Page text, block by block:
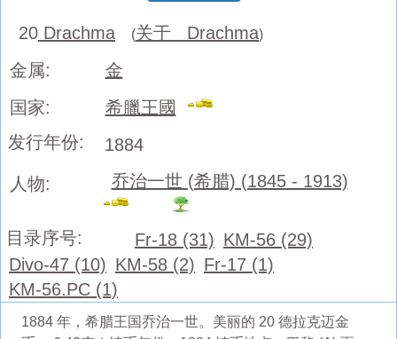
20 Drachma (关于 Drachma)
金属:
金
国家:
希臘王國
发行年份:
1884
人物:
乔治一世 (希腊) (1845 - 1913)
目录序号: Fr-18 (31) KM-56 (29)
Divo-47 (10) KM-58 (2) Fr-17 (1)
KM-56.PC (1)
1884 年，希腊王国乔治一世。美丽的 20 德拉克迈金